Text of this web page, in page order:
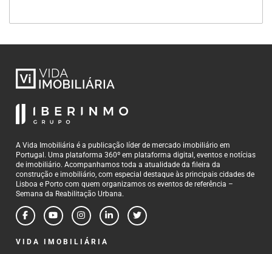
A Vida Imobiliária é a publicação líder de mercado imobiliário em
Portugal. Uma plataforma 360º em plataforma digital, eventos e notícias
de imobiliário. Acompanhamos toda a atualidade da fileira da
construção e imobiliário, com especial destaque às principais cidades de
Lisboa e Porto com quem organizamos os eventos de referência –
Semana da Reabilitação Urbana.
VIDA IMOBILIÁRIA